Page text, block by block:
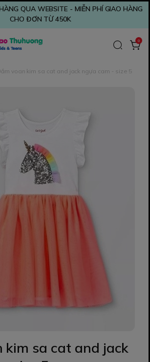
QUA WEBSITE - MIỄN PHÍ GIAO HÀNG
CHO ĐƠN TỪ 450K
0
voan kim sa cat and jack ngựa cam - size 5
kim sa cat and jack